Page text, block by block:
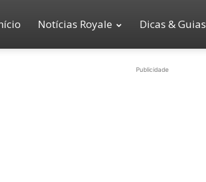
Notícias Royale Dicas & Guias
Publicidade